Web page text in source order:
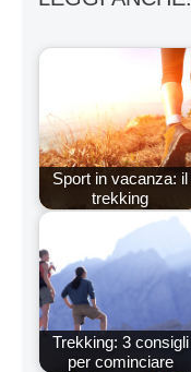
Sport in vacanza: il
trekking
Trekking: 3 consigli
per cominciare